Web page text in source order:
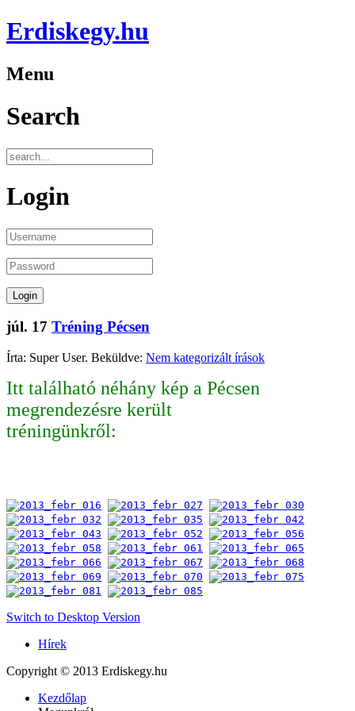
Erdiskegy.hu
Menu
Search
Login
júl. 17 Tréning Pécsen
Írta: Super User. Beküldve: Nem kategorizált írások
Itt található néhány kép a Pécsen
megrendezésre került
tréningünkről:
Switch to Desktop Version
Hírek
Copyright © 2013 Erdiskegy.hu
Kezdőlap